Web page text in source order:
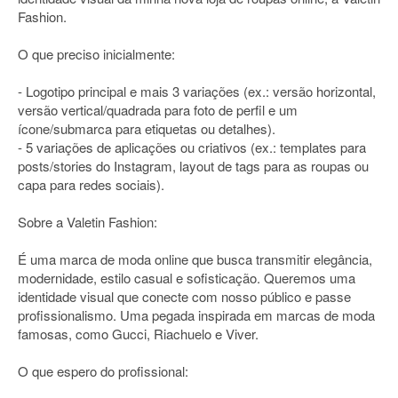
Fashion.
O que preciso inicialmente:
- Logotipo principal e mais 3 variações (ex.: versão horizontal,
versão vertical/quadrada para foto de perfil e um
ícone/submarca para etiquetas ou detalhes).
- 5 variações de aplicações ou criativos (ex.: templates para
posts/stories do Instagram, layout de tags para as roupas ou
capa para redes sociais).
Sobre a Valetin Fashion:
É uma marca de moda online que busca transmitir elegância,
modernidade, estilo casual e sofisticação. Queremos uma
identidade visual que conecte com nosso público e passe
profissionalismo. Uma pegada inspirada em marcas de moda
famosas, como Gucci, Riachuelo e Viver.
O que espero do profissional: